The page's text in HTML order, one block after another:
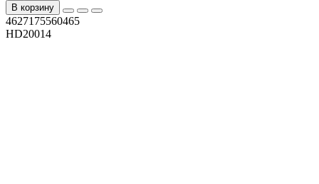
В корзину
4627175560465
HD20014